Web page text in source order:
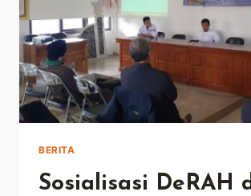
BERITA
Sosialisasi DeRAH